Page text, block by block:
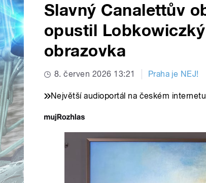
Slavný Canalettův
opustil
obrazovka
8. červen 2026 13:21 Praha je NEJ!
Největší audioportál na českém internetu